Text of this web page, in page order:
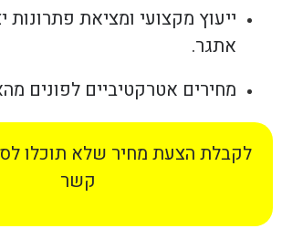
ייעוץ מקצועי ומציאת פתרונות
אתגר.
מחירים אטרקטיביים לפונים
לקבלת הצעת מחיר שלא תוכלו
קשר